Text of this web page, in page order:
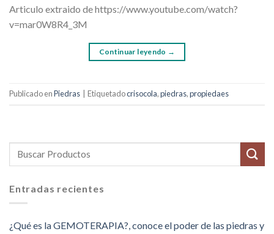
Articulo extraido de https://www.youtube.com/watch?
v=mar0W8R4_3M
Continuar leyendo →
Publicado enPiedras Etiquetadocrisocola,piedras,propiedaes
Entradas recientes
¿Qué es la GEMOTERAPIA?, conoce el poder de las piedras y